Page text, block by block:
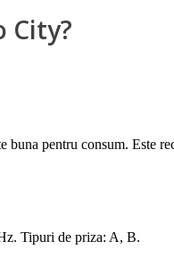
City?
pentru consum. Este
Tipuri de priza: A, B.